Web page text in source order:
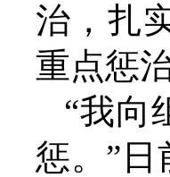
治，扎
重点惩
“我向
惩。”